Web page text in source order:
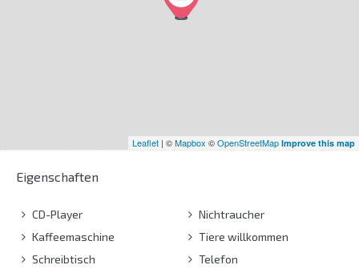
Leaflet | ©Mapbox ©OpenStreetMap Improve this map
Eigenschaften
CD-Player
Kaffeemaschine
Schreibtisch
Nichtraucher
Tiere willkommen
Telefon